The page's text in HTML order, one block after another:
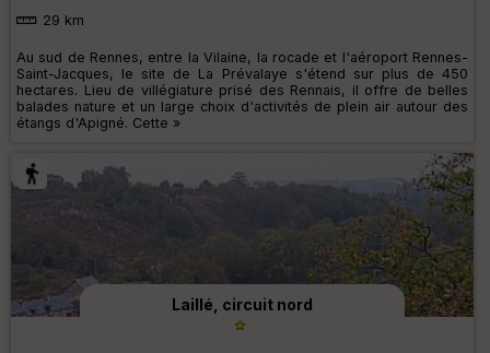
29 km
Au sud de Rennes, entre la Vilaine, la rocade et l'aéroport Rennes-
Saint-Jacques, le site de La Prévalaye s'étend sur plus de 450
hectares. Lieu de villégiature prisé des Rennais, il offre de belles
balades nature et un large choix d'activités de plein air autour des
étangs d'Apigné. Cette »
Laillé, circuit nord